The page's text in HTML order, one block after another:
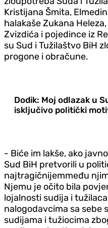
Kristijana Šmita,
halakaše Zukana
Zvizdića i pojedince iz
su Sud i Tužilaštvo BiH
progone i obračune.
Dodik: Moj odlazak u
isključivo politički
- Biće im lakše, ako
Sud BiH pretvorili u
najtragičnijemmeđu
Njemu je očito bila
lojalnosti sudija i
nalogodavcima sa sebe
sudijama i tužiocima